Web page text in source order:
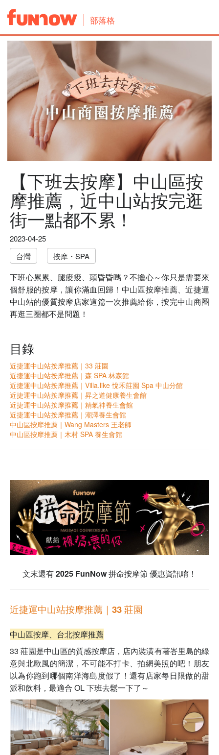
部落格
【下班去按摩】中山區按
摩推薦，近中山站按完逛
街一點都不累！
2023-04-25
台灣
按摩・SPA
下班心累累、腿痠痠、頭昏昏嗎？不擔心～你只是需要來
個舒服的按摩，讓你滿血回歸！ 中山區按摩推薦、近捷運
中山站的優質按摩店家這篇一次推薦給你，按完中山商圈
再逛三圈都不是問題！
目錄
近捷運中山站按摩推薦｜33 莊園
近捷運中山站按摩推薦｜森 SPA 林森館
近捷運中山站按摩推薦｜Villa.like 悅禾莊園 Spa 中山分館
近捷運中山站按摩推薦｜昇之道健康養生會館
近捷運中山站按摩推薦｜精氣神養生會館
近捷運中山站按摩推薦｜潮澤養生會館
中山區按摩推薦｜Wang Masters 王老師
中山區按摩推薦｜木村 SPA 養生會館
文末還有 2025 FunNow 拼命按摩節 優惠資訊唷！
近捷運中山站按摩推薦｜33 莊園
中山區按摩、台北按摩推薦
33 莊園是中山區的質感按摩店，店內裝潢有著峇里島的綠
意與北歐風的簡潔，不可能不打卡、拍網美照的吧！朋友
以為你跑到哪個南洋海島度假了！還有店家每日限做的甜
派和飲料，最適合 OL 下班去鬆一下了～